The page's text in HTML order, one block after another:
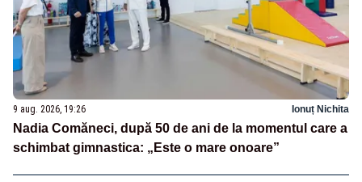
9 aug. 2026, 19:26 Ionuț Nichita
Nadia Comăneci, după 50 de ani de la momentul care a
schimbat gimnastica: „Este o mare onoare”